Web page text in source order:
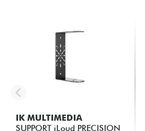
IK MULTIMEDIA
SUPPORT iLoud PRECISION